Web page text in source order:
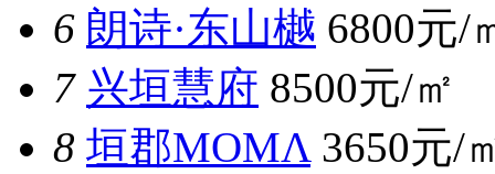
6 朗诗·东山樾 6800元/
7 兴垣慧府 8500元/㎡
8 垣郡MOMΛ 3650元/